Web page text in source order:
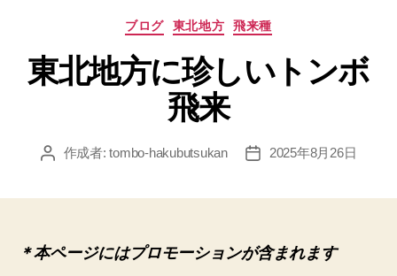
カ
ゴ
リ
ー
ブログ 東北地方 飛来種
東北地方に珍しいトンボ
飛来
投 作成者:tombo-hakubutsukan
投
2025年8月26日
＊本ページにはプロモーションが含まれます